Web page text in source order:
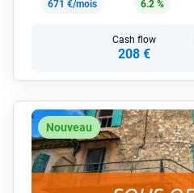
671 €/mois
6.2 %
Cash flow
208 €
Nouveau